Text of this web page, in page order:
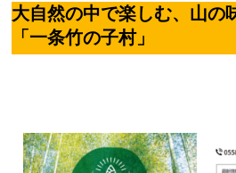
大自然の中で楽しむ、山の
「一条竹の子村」